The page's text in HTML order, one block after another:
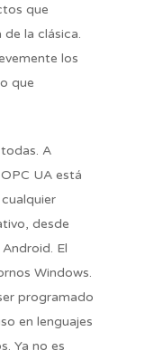
que
la clásica.
los
que
A
UA está
desde
El
Windows.
programado
en lenguajes
Ya no es